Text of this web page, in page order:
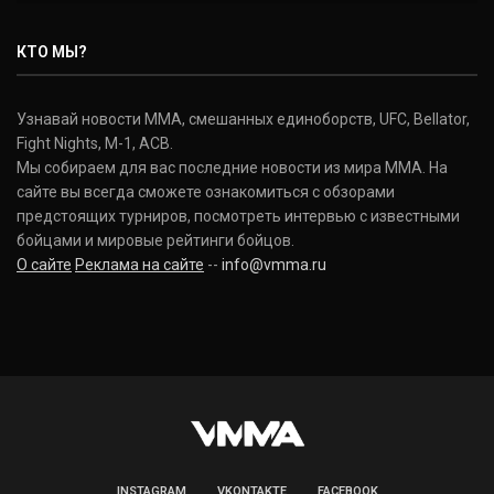
Donald Cerrone
(36-15-0, 1)
Исраэль Адесанья
Israel Adesanya
(19-0-0, 0)
КТО МЫ?
Узнавай новости ММА, смешанных единоборств, UFC, Bellator,
Fight Nights, M-1, ACB.
Мы собираем для вас последние новости из мира ММА. На
сайте вы всегда сможете ознакомиться с обзорами
предстоящих турниров, посмотреть интервью с известными
бойцами и мировые рейтинги бойцов.
О сайте Реклама на сайте -- info@vmma.ru